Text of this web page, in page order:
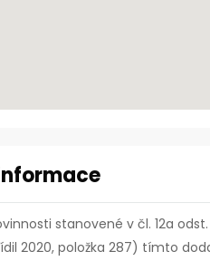
stanovené v čl. 12a
2020, položka 287) tímto